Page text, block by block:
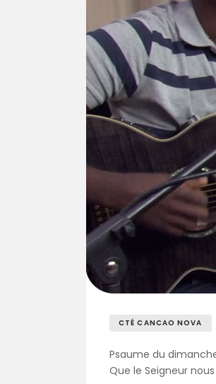
CTÉ CANCAO NOVA
Psaume du
Que le Seigneur